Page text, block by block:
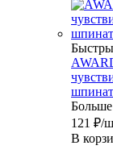
121 ₽/
В